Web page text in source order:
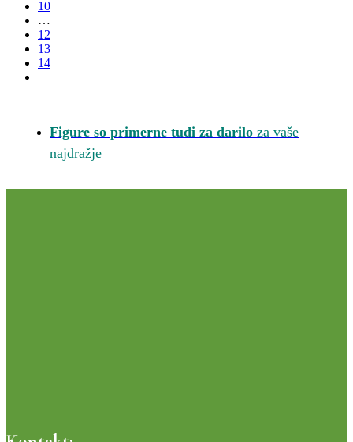
10
…
12
13
14
Figure so primerne tudi za darilo za vaše
najdražje